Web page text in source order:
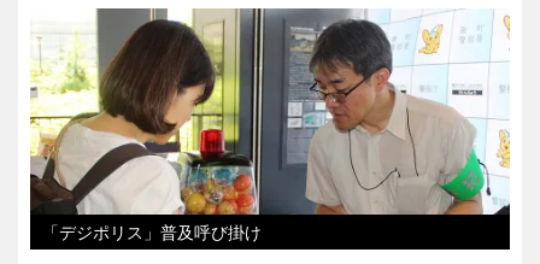
「デジポリス」普及呼び掛け